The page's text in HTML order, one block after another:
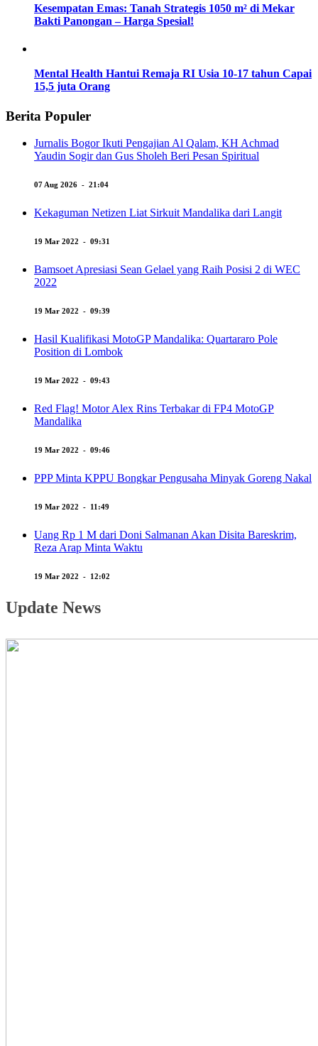
Kesempatan Emas: Tanah Strategis 1050 m² di Mekar
Bakti Panongan – Harga Spesial!
Mental Health Hantui Remaja RI Usia 10-17 tahun Capai
15,5 juta Orang
Berita Populer
Jurnalis Bogor Ikuti Pengajian Al Qalam, KH Achmad
Yaudin Sogir dan Gus Sholeh Beri Pesan Spiritual
07 Aug 2026 - 21:04
Kekaguman Netizen Liat Sirkuit Mandalika dari Langit
19 Mar 2022 - 09:31
Bamsoet Apresiasi Sean Gelael yang Raih Posisi 2 di WEC
2022
19 Mar 2022 - 09:39
Hasil Kualifikasi MotoGP Mandalika: Quartararo Pole
Position di Lombok
19 Mar 2022 - 09:43
Red Flag! Motor Alex Rins Terbakar di FP4 MotoGP
Mandalika
19 Mar 2022 - 09:46
PPP Minta KPPU Bongkar Pengusaha Minyak Goreng Nakal
19 Mar 2022 - 11:49
Uang Rp 1 M dari Doni Salmanan Akan Disita Bareskrim,
Reza Arap Minta Waktu
19 Mar 2022 - 12:02
Update News